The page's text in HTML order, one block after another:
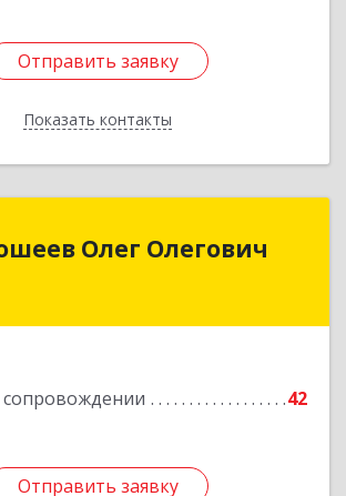
Отправить заявку
Показать контакты
Отправить заявку
Назад
Олег Олегович
42
Отправить заявку
Отправить заявку